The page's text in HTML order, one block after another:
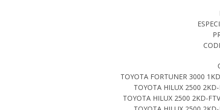
TOYOTA FORTUNER 3000
TOYOTA HILUX 2500
TOYOTA HILUX 2500 2KD-